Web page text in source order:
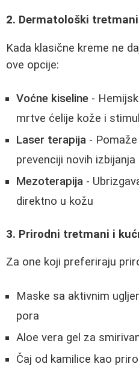
2. Dermatološki
Kada klasične kreme ne
ove opcije:
Voćne kiseline -
mrtve ćelije kože i
Laser terapija -
prevenciji novih izbijanja
Mezoterapija -
direktno u kožu
3. Prirodni tretmani i
Za one koji preferiraju
Maske sa aktivnim
pora
Aloe vera gel za
Čaj od kamilice kao